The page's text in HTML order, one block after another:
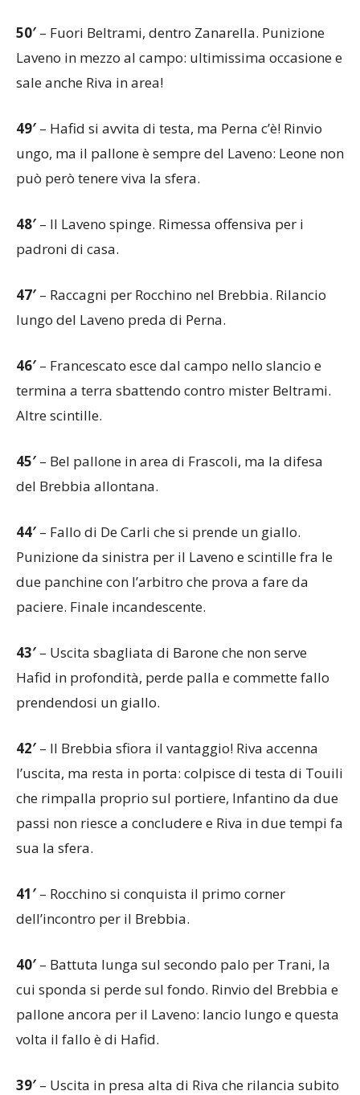
50′ – Fuori Beltrami, dentro Zanarella. Punizione
Laveno in mezzo al campo: ultimissima occasione e
sale anche Riva in area!
49′ – Hafid si avvita di testa, ma Perna c’è! Rinvio
ungo, ma il pallone è sempre del Laveno: Leone non
può però tenere viva la sfera.
48′ – Il Laveno spinge. Rimessa offensiva per i
padroni di casa.
47′ – Raccagni per Rocchino nel Brebbia. Rilancio
lungo del Laveno preda di Perna.
46′ – Francescato esce dal campo nello slancio e
termina a terra sbattendo contro mister Beltrami.
Altre scintille.
45′ – Bel pallone in area di Frascoli, ma la difesa
del Brebbia allontana.
44′ – Fallo di De Carli che si prende un giallo.
Punizione da sinistra per il Laveno e scintille fra le
due panchine con l’arbitro che prova a fare da
paciere. Finale incandescente.
43′ – Uscita sbagliata di Barone che non serve
Hafid in profondità, perde palla e commette fallo
prendendosi un giallo.
42′ – Il Brebbia sfiora il vantaggio! Riva accenna
l’uscita, ma resta in porta: colpisce di testa di Touili
che rimpalla proprio sul portiere, Infantino da due
passi non riesce a concludere e Riva in due tempi fa
sua la sfera.
41′ – Rocchino si conquista il primo corner
dell’incontro per il Brebbia.
40′ – Battuta lunga sul secondo palo per Trani, la
cui sponda si perde sul fondo. Rinvio del Brebbia e
pallone ancora per il Laveno: lancio lungo e questa
volta il fallo è di Hafid.
39′ – Uscita in presa alta di Riva che rilancia subito